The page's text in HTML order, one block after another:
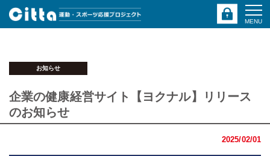
MENU
お知らせ
企業の健康経営サイト【ヨクナル】リリース
のお知らせ
2025/02/01